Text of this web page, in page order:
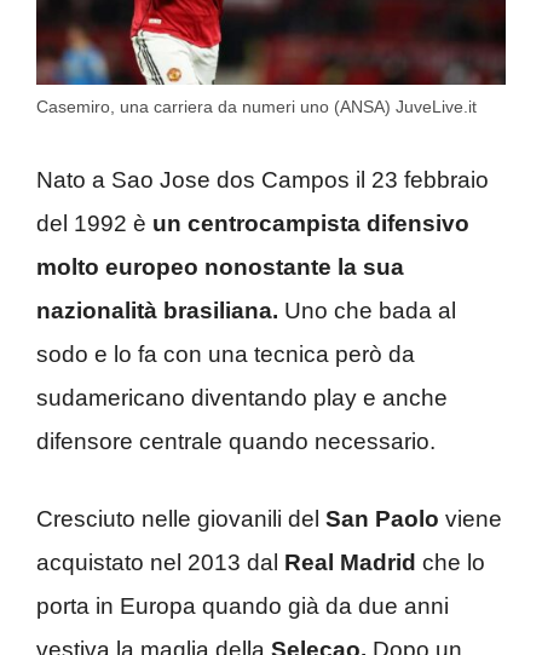
Casemiro, una carriera da numeri uno (ANSA) JuveLive.it
Nato a Sao Jose dos Campos il 23 febbraio
del 1992 è un centrocampista difensivo
molto europeo nonostante la sua
nazionalità brasiliana. Uno che bada al
sodo e lo fa con una tecnica però da
sudamericano diventando play e anche
difensore centrale quando necessario.
Cresciuto nelle giovanili del San Paolo viene
acquistato nel 2013 dal Real Madrid che lo
porta in Europa quando già da due anni
vestiva la maglia della Selecao. Dopo un